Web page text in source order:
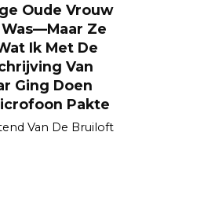
Oude Vrouw
Ze
Ik Met De
Van
Ging Doen
Pakte
Van De Bruiloft